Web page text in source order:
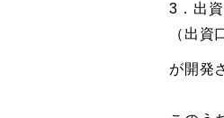
3．出
（出資
が開発